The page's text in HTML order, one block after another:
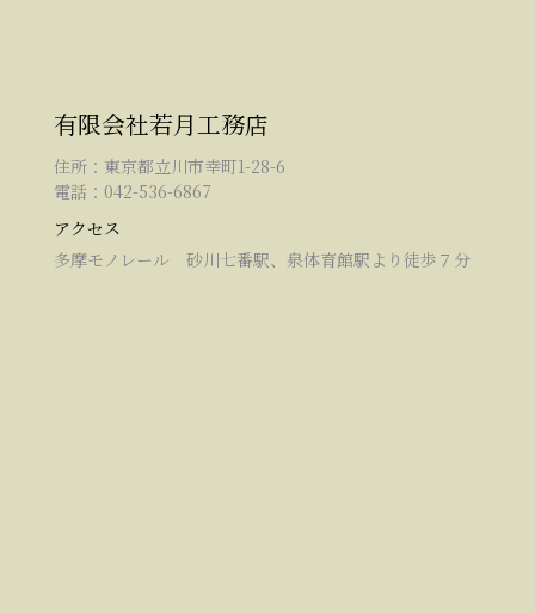
有限会社若月工務店
住所：東京都立川市幸町1-28-6
電話：042-536-6867
アクセス
多摩モノレール 砂川七番駅、泉体育館駅より徒歩７分